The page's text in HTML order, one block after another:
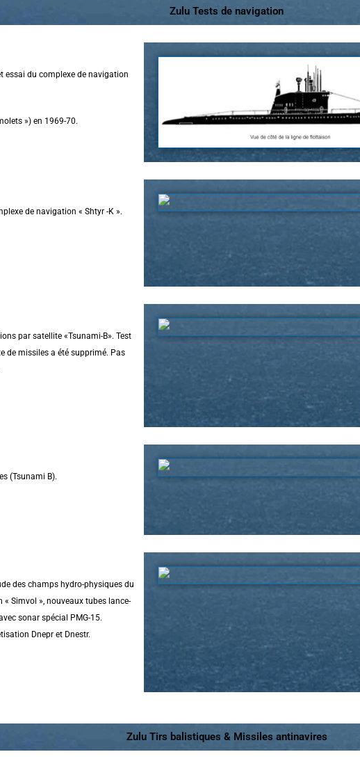
Zulu Tests de navigation
essai du complexe de navigation
») en 1969-70.
de navigation « Shtyr -K ».
par satellite «Tsunami-B». Test
de missiles a été supprimé. Pas
(Tsunami B).
des champs hydro-physiques du
« Simvol », nouveaux tubes lance-
sonar spécial PMG-15.
Dnepr et Dnestr.
Zulu Tirs balistiques & Missiles antinavires